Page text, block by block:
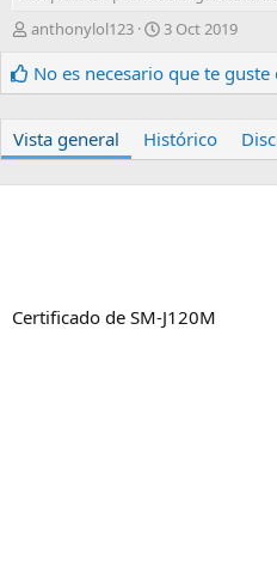
A
t
o
anthonylol123
F
c
h
d
e
ó
n
3 Oct 2019
No es necesario que te
Vista general Histórico
Certificado de SM-J120M